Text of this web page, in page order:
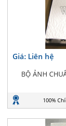
Giá: Liên hệ
BỘ ẢNH
100%